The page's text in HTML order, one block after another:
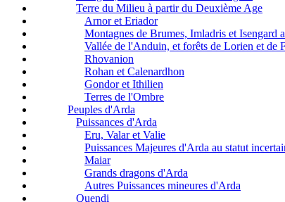
Terre du Milieu à partir du Deuxième Age
Arnor et Eriador
Montagnes de Brumes, Imladris et Isengard
Vallée de l'Anduin, et forêts de Lorien et de
Rhovanion
Rohan et Calenardhon
Gondor et Ithilien
Terres de l'Ombre
Peuples d'Arda
Puissances d'Arda
Eru, Valar et Valie
Puissances Majeures d'Arda au statut
Maiar
Grands dragons d'Arda
Autres Puissances mineures d'Arda
Quendi